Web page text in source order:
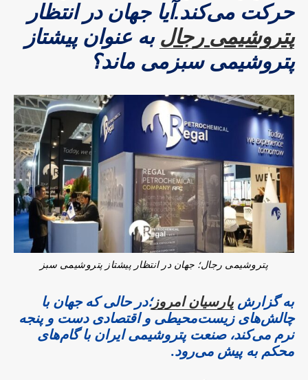
حرکت می‌کند.آیا جهان در انتظار
پتروشیمی رجال به عنوان پیشتاز
پتروشیمی سبزمی ماند؟
پتروشیمی رجال؛ جهان در انتظار پیشتاز پتروشیمی سبز
به گزارش پارسیان امروز؛در حالی که جهان با
چالش‌های زیست‌محیطی و اقتصادی دست و پنجه
نرم می‌کند، صنعت پتروشیمی ایران با گام‌های
محکم به پیش می‌رود.